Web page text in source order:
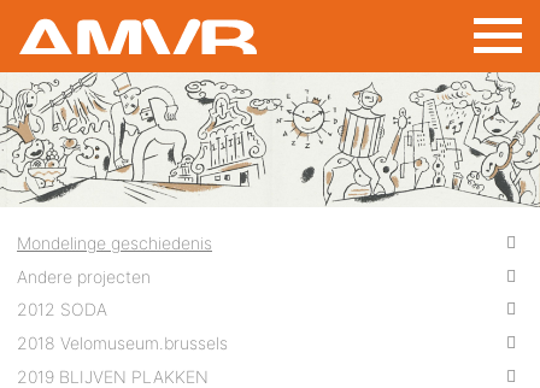
Overslaan
naar
de
inhoud
gaan
Mondelinge geschiedenis
Andere projecten
2012 SODA
2018 Velomuseum.brussels
2019 BLIJVEN PLAKKEN